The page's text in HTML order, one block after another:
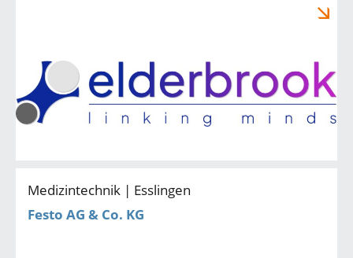
Medizintechnik | Esslingen
Festo AG & Co. KG